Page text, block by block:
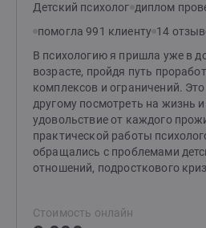
Детский психолог диплом
помогла 991 клиенту 14
В психологию я пришла уже в
возрасте, пройдя путь
комплексов и ограничений.
другому посмотреть на жизнь
удовольствие от каждого
практической работы
обращались с проблемами
отношений, подросткового
буду поделиться своими
Стоимость онлайн